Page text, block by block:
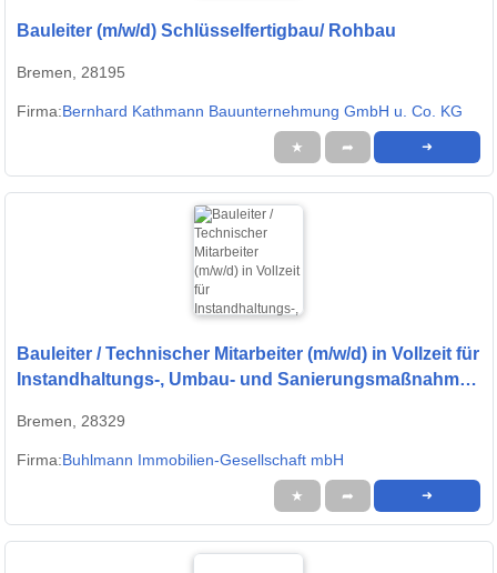
Bauleiter (m/w/d) Schlüsselfertigbau/ Rohbau
Bremen, 28195
Firma:Bernhard Kathmann Bauunternehmung GmbH u. Co. KG
★ ➦ ➜
Bauleiter / Technischer Mitarbeiter (m/w/d) in Vollzeit für
Instandhaltungs-, Umbau- und Sanierungsmaßnahmen
Bremen, 28329
Firma:Buhlmann Immobilien-Gesellschaft mbH
★ ➦ ➜